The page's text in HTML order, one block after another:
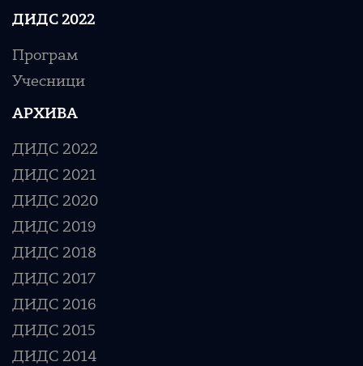
ДИДС 2022
Програм
Учесници
АРХИВА
ДИДС 2022
ДИДС 2021
ДИДС 2020
ДИДС 2019
ДИДС 2018
ДИДС 2017
ДИДС 2016
ДИДС 2015
ДИДС 2014